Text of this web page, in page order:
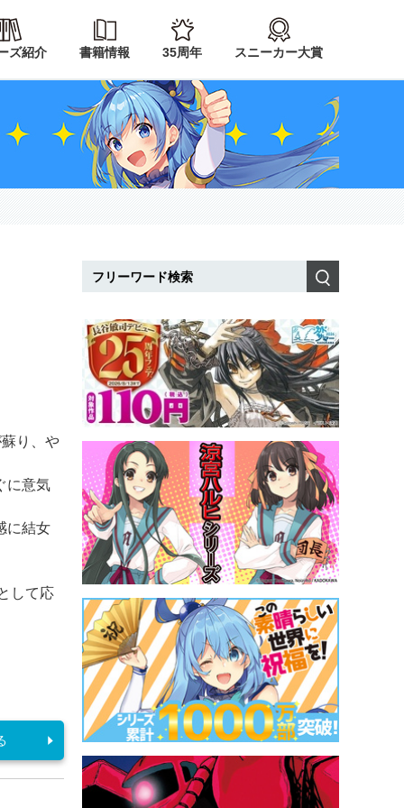
ズ紹介 書籍情報 35周年 スニーカー大賞
り、や
に意気
に結女
して応